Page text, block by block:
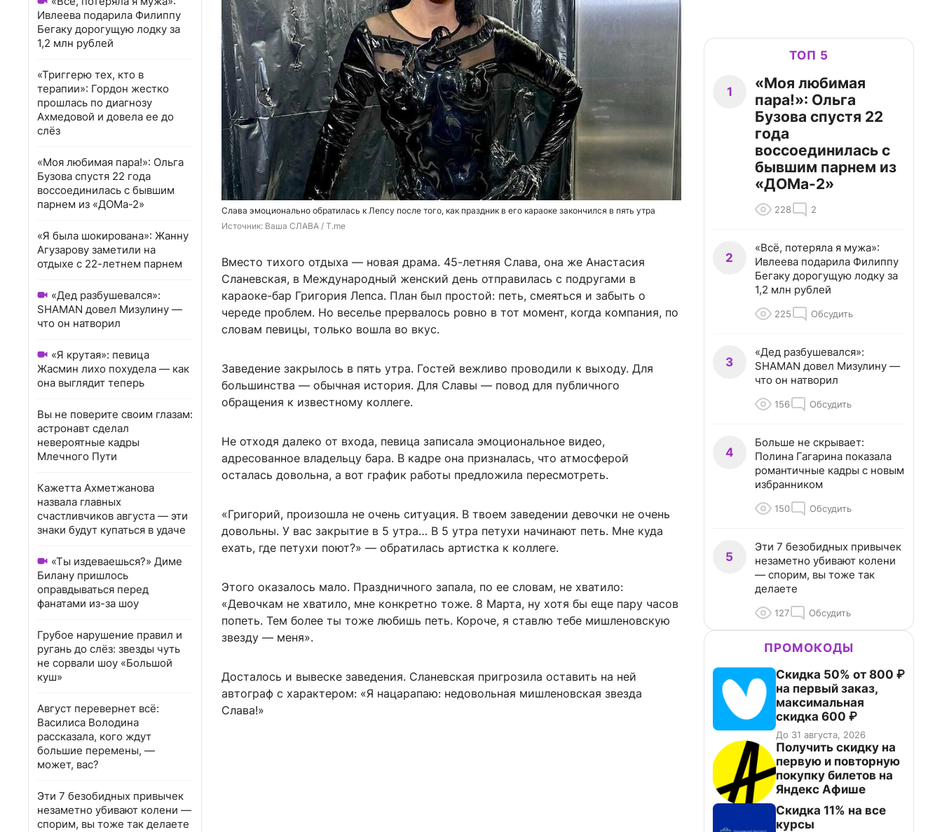
Ивлеева подарила Филиппу
Бегаку дорогущую лодку за
1,2 млн рублей
«Триггерю тех, кто в
терапии»: Гордон жестко
прошлась по диагнозу
Ахмедовой и довела ее до
слёз
«Моя любимая пара!»: Ольга
Бузова спустя 22 года
воссоединилась с бывшим
парнем из «ДОМа-2»
«Я была шокирована»: Жанну
Агузарову заметили на
отдыхе с 22-летнем парнем
«Дед разбушевался»:
SHAMAN довел Мизулину —
что он натворил
«Я крутая»: певица
Жасмин лихо похудела — как
она выглядит теперь
Вы не поверите своим глазам:
астронавт сделал
невероятные кадры
Млечного Пути
Кажетта Ахметжанова
назвала главных
счастливчиков августа — эти
знаки будут купаться в удаче
«Ты издеваешься?» Диме
Билану пришлось
оправдываться перед
фанатами из-за шоу
Грубое нарушение правил и
ругань до слёз: звезды чуть
не сорвали шоу «Большой
куш»
Август перевернет всё:
Василиса Володина
рассказала, кого ждут
большие перемены, —
может, вас?
Эти 7 безобидных привычек
незаметно убивают колени —
спорим, вы тоже так делаете
Слава эмоционально обратилась к Лепсу после того, как праздник в его караоке закончился в пять утра
Источник: Ваша СЛАВА / T.me
Вместо тихого отдыха — новая драма. 45-летняя Слава, она же Анастасия
Сланевская, в Международный женский день отправилась с подругами в
караоке-бар Григория Лепса. План был простой: петь, смеяться и забыть о
череде проблем. Но веселье прервалось ровно в тот момент, когда компания, по
словам певицы, только вошла во вкус.
Заведение закрылось в пять утра. Гостей вежливо проводили к выходу. Для
большинства — обычная история. Для Славы — повод для публичного
обращения к известному коллеге.
Не отходя далеко от входа, певица записала эмоциональное видео,
адресованное владельцу бара. В кадре она призналась, что атмосферой
осталась довольна, а вот график работы предложила пересмотреть.
«Григорий, произошла не очень ситуация. В твоем заведении девочки не очень
довольны. У вас закрытие в 5 утра… В 5 утра петухи начинают петь. Мне куда
ехать, где петухи поют?» — обратилась артистка к коллеге.
Этого оказалось мало. Праздничного запала, по ее словам, не хватило:
«Девочкам не хватило, мне конкретно тоже. 8 Марта, ну хотя бы еще пару часов
попеть. Тем более ты тоже любишь петь. Короче, я ставлю тебе мишленовскую
звезду — меня».
Досталось и вывеске заведения. Сланевская пригрозила оставить на ней
автограф с характером: «Я нацарапаю: недовольная мишленовская звезда
Слава!»
ТОП 5
1
«Моя любимая
пара!»: Ольга
Бузова спустя 22
года
воссоединилась с
бывшим парнем из
«ДОМа-2»
228 2
2
«Всё, потеряла я мужа»:
Ивлеева подарила Филиппу
Бегаку дорогущую лодку за
1,2 млн рублей
225 Обсудить
3
«Дед разбушевался»:
SHAMAN довел Мизулину —
что он натворил
156 Обсудить
4
Больше не скрывает:
Полина Гагарина показала
романтичные кадры с новым
избранником
150 Обсудить
5
Эти 7 безобидных привычек
незаметно убивают колени
— спорим, вы тоже так
делаете
127 Обсудить
ПРОМОКОДЫ
Скидка 50% от 800 ₽
на первый заказ,
максимальная
скидка 600 ₽
До 31 августа, 2026
Получить скидку на
первую и повторную
покупку билетов на
Яндекс Афише
Скидка 11% на все
курсы